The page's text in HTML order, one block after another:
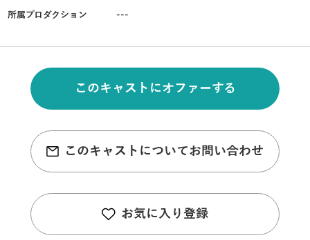
所属プロダクション ---
このキャストにオファーする
このキャストについてお問い合わせ
お気に入り登録